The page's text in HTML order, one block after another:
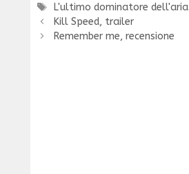
Tag
L'ultimo dominatore dell'aria
Kill Speed, trailer
Remember me, recensione